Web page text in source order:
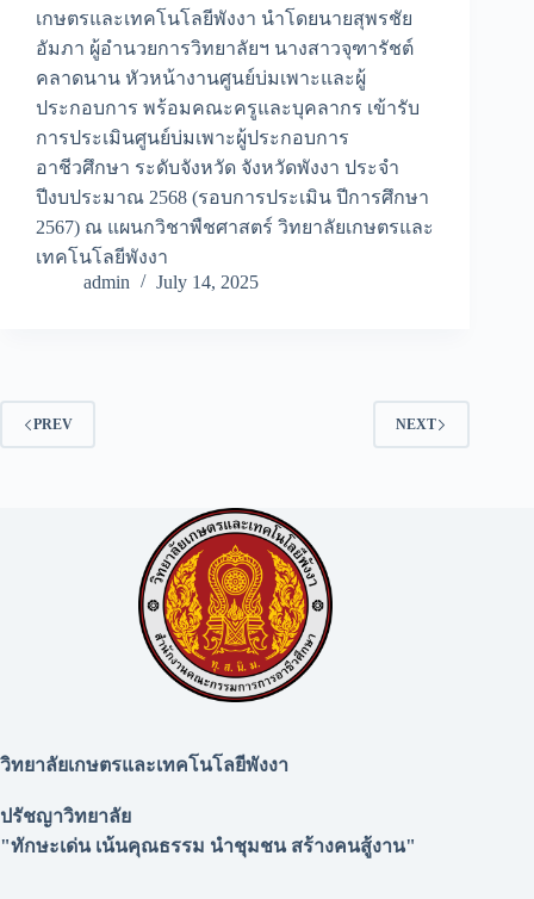
เกษตรและเทคโนโลยีพังงา นำโดยนายสุพรชัย
อัมภา ผู้อำนวยการวิทยาลัยฯ นางสาวจุฑารัชต์
คลาดนาน หัวหน้างานศูนย์บ่มเพาะและผู้
ประกอบการ พร้อมคณะครูและบุคลากร เข้ารับ
การประเมินศูนย์บ่มเพาะผู้ประกอบการ
อาชีวศึกษา ระดับจังหวัด จังหวัดพังงา ประจำ
ปีงบประมาณ 2568 (รอบการประเมิน ปีการศึกษา
2567) ณ แผนกวิชาพืชศาสตร์ วิทยาลัยเกษตรและ
เทคโนโลยีพังงา
admin
July 14, 2025
PREV NEXT
วิทยาลัยเกษตรและเทคโนโลยีพังงา
ปรัชญาวิทยาลัย
"ทักษะเด่น เน้นคุณธรรม นำชุมชน สร้างคนสู้งาน"